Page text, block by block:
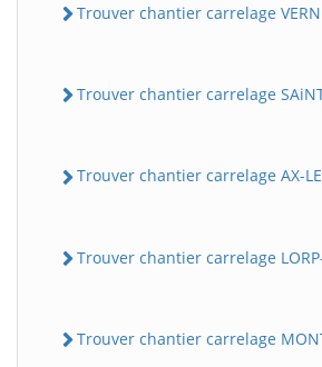
Trouver chantier carrelage
Trouver chantier carrelage
Trouver chantier carrelage AX-
Trouver chantier carrelage LORP-
Trouver chantier carrelage